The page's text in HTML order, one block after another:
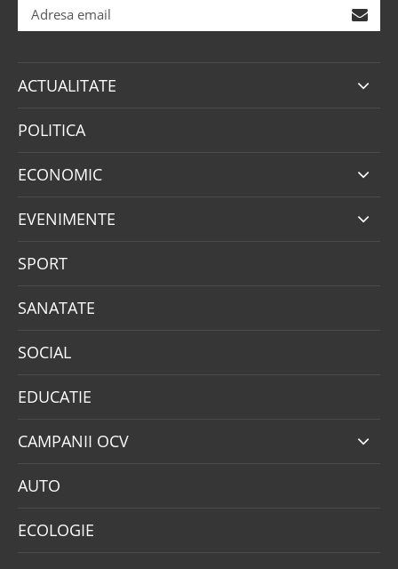
ACTUALITATE
POLITICA
ECONOMIC
EVENIMENTE
SPORT
SANATATE
SOCIAL
EDUCATIE
CAMPANII OCV
AUTO
ECOLOGIE